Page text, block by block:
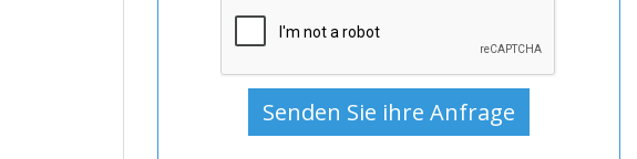
Motoryachten
Zum
Verkauf,